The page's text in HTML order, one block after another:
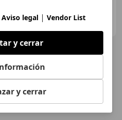
Aviso legal | Vendor List
y cerrar
y cerrar